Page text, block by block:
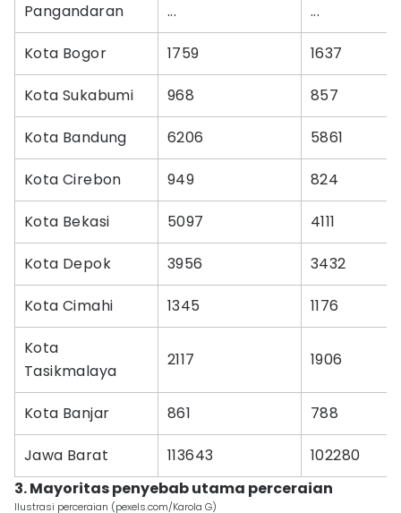
Pangandaran ... ...
Kota Bogor 1759 1637
Kota Sukabumi 968 857
Kota Bandung 6206 5861
Kota Cirebon 949 824
Kota Bekasi 5097 4111
Kota Depok 3956 3432
Kota Cimahi 1345 1176
Kota
Tasikmalaya
2117 1906
Kota Banjar 861 788
Jawa Barat 113643
102280
3. Mayoritas penyebab utama perceraian
Ilustrasi perceraian (pexels.com/Karola G)